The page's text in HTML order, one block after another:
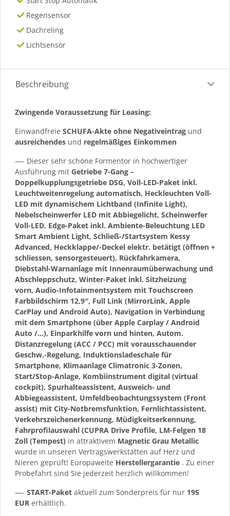
Regensensor
Dachreling
Lichtsensor
Beschreibung
Zwingende Voraussetzung für Leasing:
Einwandfreie SCHUFA-Akte ohne Negativeintrag und
ausreichendes und regelmäßiges Einkommen
—- Dieser sehr schöne Formentor in hochwertiger
Ausführung mit Getriebe 7-Gang –
Doppelkupplungsgetriebe DSG, Voll-LED-Paket inkl.
Leuchtweitenregelung automatisch, Heckleuchten Voll-
LED mit dynamischem Lichtband (Infinite Light),
Nebelscheinwerfer LED mit Abbiegelicht, Scheinwerfer
Voll-LED, Edge-Paket inkl. Ambiente-Beleuchtung LED
Smart Ambient Light, Schließ-/Startsystem Kessy
Advanced, Heckklappe/-Deckel elektr. betätigt (öffnen +
schliessen, sensorgesteuert), Rückfahrkamera,
Diebstahl-Warnanlage mit Innenraumüberwachung und
Abschleppschutz, Winter-Paket inkl. Sitzheizung
vorn, Audio-Infotainmentsystem mit Touchscreen
Farbbildschirm 12,9″, Full Link (MirrorLink, Apple
CarPlay und Android Auto), Navigation in Verbindung
mit dem Smartphone (über Apple Carplay / Android
Auto /…), Einparkhilfe vorn und hinten, Autom.
Distanzregelung (ACC / PCC) mit vorausschauender
Geschw.-Regelung, Induktionsladeschale für
Smartphone, Klimaanlage Climatronic 3-Zonen,
Start/Stop-Anlage, Kombiinstrument digital (virtual
cockpit), Spurhalteassistent, Ausweich- und
Abbiegeassistent, Umfeldbeobachtungssystem (Front
assist) mit City-Notbremsfunktion, Fernlichtassistent,
Verkehrszeichenerkennung, Müdigkeitserkennung,
Fahrprofilauswahl (CUPRA Drive Profile, LM-Felgen 18
Zoll (Tempest) in attraktivem Magnetic Grau Metallic
wurde in unseren Vertragswerkstätten auf Herz und
Nieren geprüft! Europaweite Herstellergarantie . Zu einer
Probefahrt sind Sie jederzeit herzlich willkommen!
—- START-Paket aktuell zum Sonderpreis für nur 195
EUR erhältlich.